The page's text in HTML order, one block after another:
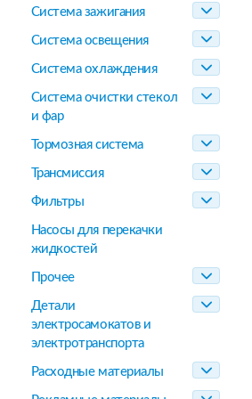
Система зажигания
Система освещения
Система охлаждения
Система очистки стекол
и фар
Тормозная система
Трансмиссия
Фильтры
Насосы для перекачки
жидкостей
Прочее
Детали
электросамокатов и
электротранспорта
Расходные материалы